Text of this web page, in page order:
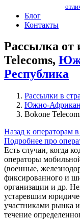
Блог
Контакты
Рассылка от
Telecoms,
Республика
Рассылки в
Южно-
Bokone
Назад к операторам
Подробнее про
Есть случаи, когда
операторы
(военные,
фиксированного и
организации и др.
устаревшим
участниками рынка
течение